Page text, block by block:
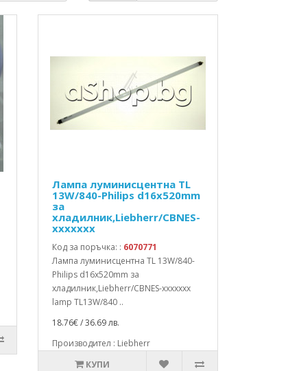
Лампа луминисцентна TL
13W/840-Philips d16x520mm
за
хладилник,Liebherr/CBNES-
xxxxxxx
Код за поръчка: : 6070771
Лампа луминисцентна TL 13W/840-
Philips d16x520mm за
хладилник,Liebherr/CBNES-xxxxxxx
lamp TL13W/840 ..
18.76€ / 36.69 лв.
Производител : Liebherr
КУПИ